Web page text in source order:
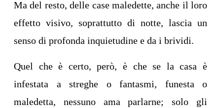
Ma del resto, delle case maledette, anche il loro
effetto visivo, soprattutto di notte, lascia un
senso di profonda inquietudine e da i brividi.
Quel che è certo, però, è che se la casa è
infestata a streghe o fantasmi, funesta o
maledetta, nessuno ama parlarne; solo gli